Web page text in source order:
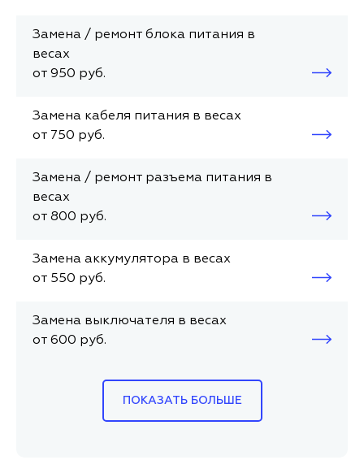
Замена / ремонт блока питания в
весах
от 950 руб.
Замена кабеля питания в весах
от 750 руб.
Замена / ремонт разъема питания в
весах
от 800 руб.
Замена аккумулятора в весах
от 550 руб.
Замена выключателя в весах
от 600 руб.
ПОКАЗАТЬ БОЛЬШЕ